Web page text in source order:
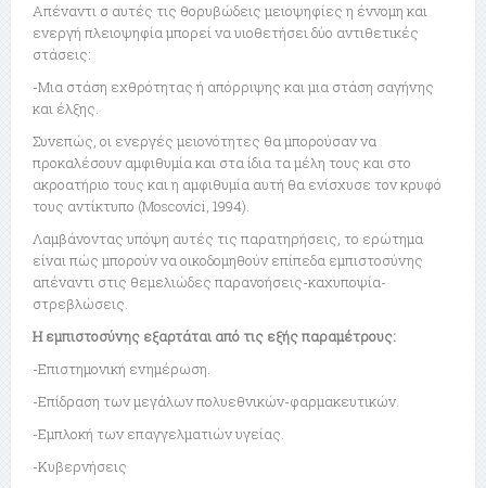
Απέναντι σ αυτές τις θορυβώδεις μειοψηφίες η έννομη και
ενεργή πλειοψηφία μπορεί να υιοθετήσει δύο αντιθετικές
στάσεις:
-Μια στάση εχθρότητας ή απόρριψης και μια στάση σαγήνης
και έλξης.
Συνεπώς, οι ενεργές μειονότητες θα μπορούσαν να
προκαλέσουν αμφιθυμία και στα ίδια τα μέλη τους και στο
ακροατήριο τους και η αμφιθυμία αυτή θα ενίσχυσε τον κρυφό
τους αντίκτυπο (Moscovici, 1994).
Λαμβάνοντας υπόψη αυτές τις παρατηρήσεις, το ερώτημα
είναι πώς μπορούν να οικοδομηθούν επίπεδα εμπιστοσύνης
απέναντι στις θεμελιώδες παρανοήσεις-καχυποψία-
στρεβλώσεις.
Η εμπιστοσύνης εξαρτάται από τις εξής παραμέτρους:
-Επιστημονική ενημέρωση.
-Επίδραση των μεγάλων πολυεθνικών-φαρμακευτικών.
-Εμπλοκή των επαγγελματιών υγείας.
-Κυβερνήσεις